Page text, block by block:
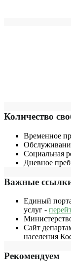
Количество
Временное
Социальная
Дневное
Важные
Единый
услуг -
Сайт
населения
Рекомендуем